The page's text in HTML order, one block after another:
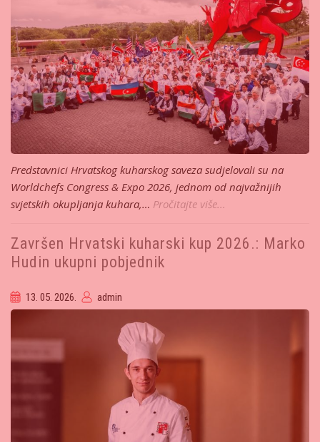
Predstavnici Hrvatskog kuharskog saveza sudjelovali su na
Worldchefs Congress & Expo 2026, jednom od najvažnijih
svjetskih okupljanja kuhara,… Pročitajte više...
Završen Hrvatski kuharski kup 2026.: Marko
Hudin ukupni pobjednik
13. 05. 2026. admin